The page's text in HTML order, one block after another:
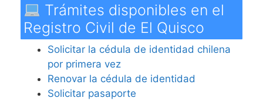
Trámites disponibles en el
Registro Civil de El Quisco
Solicitar la cédula de identidad chilena
por primera vez
Renovar la cédula de identidad
Solicitar pasaporte